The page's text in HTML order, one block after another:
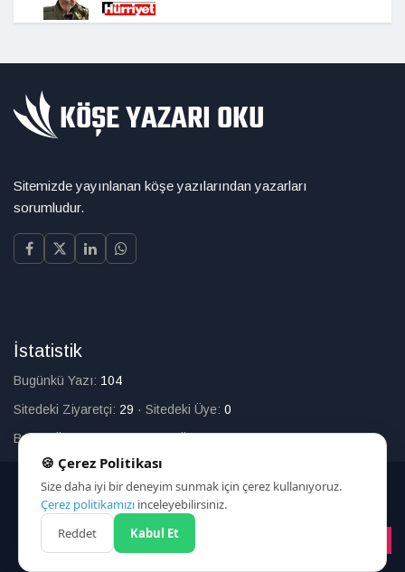
Sitemizde yayınlanan köşe yazılarından yazarları
sorumludur.
İstatistik
Bugünkü Yazı: 104
Sitedeki Ziyaretçi: 29 · Sitedeki Üye: 0
Bugün Üye Olan:0·Toplam Üye:226
© 2025
HAKKIMIZDA
ÇEREZ POLİTİKASI
🍪 Çerez Politikası
Size daha iyi bir deneyim sunmak için çerez kullanıyoruz.
Çerez politikamızı inceleyebilirsiniz.
Reddet
Kabul Et